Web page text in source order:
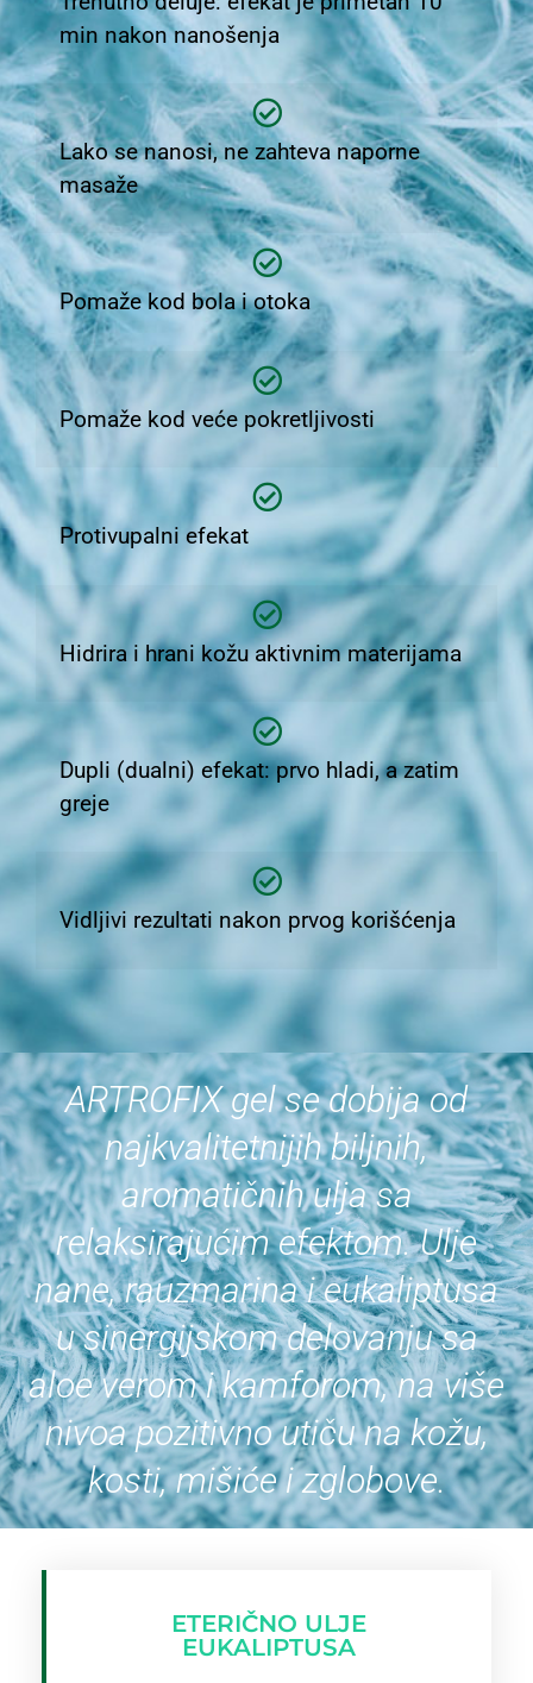
min nakon nanošenja
Lako se nanosi, ne zahteva naporne
masaže
Pomaže kod bola i otoka
Pomaže kod veće pokretljivosti
Protivupalni efekat
Hidrira i hrani kožu aktivnim materijama
Dupli (dualni) efekat: prvo hladi, a zatim
greje
Vidljivi rezultati nakon prvog korišćenja
ARTROFIX gel se dobija od
najkvalitetnijih biljnih,
aromatičnih ulja sa
relaksirajućim efektom. Ulje
nane, rauzmarina i eukaliptusa
u sinergijskom delovanju sa
aloe verom i kamforom, na više
nivoa pozitivno utiču na kožu,
kosti, mišiće i zglobove.
ETERIČNO ULJE
EUKALIPTUSA